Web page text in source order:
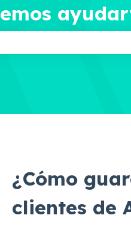
¿Cómo
clientes de